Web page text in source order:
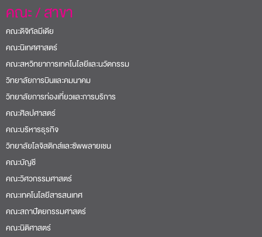
คณะ / สาขา
คณะดิจิทัลมีเดีย
คณะนิเทศศาสตร์
คณะสหวิทยาการเทคโนโลยีและนวัตกรรม
วิทยาลัยการบินและคมนาคม
วิทยาลัยการท่องเที่ยวและการบริการ
คณะศิลปศาสตร์
คณะบริหารธุรกิจ
วิทยาลัยโลจิสติกส์และซัพพลายเชน
คณะบัญชี
คณะวิศวกรรมศาสตร์
คณะเทคโนโลยีสารสนเทศ
คณะสถาปัตยกรรมศาสตร์
คณะนิติศาสตร์